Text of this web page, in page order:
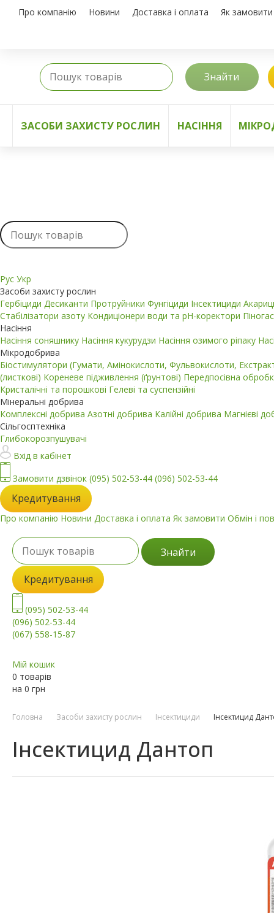
Про компанію Новини Доставка і оплата Як замовити
Знайти
ЗАСОБИ ЗАХИСТУ РОСЛИН НАСІННЯ
Рус Укр
Засоби захисту рослин
Гербіциди Десиканти Протруйники Фунгіциди Інсектициди
Стабілізатори азоту Кондиціонери води та pH-коректори
Насіння
Насіння соняшнику Насіння кукурудзи Насіння озимого ріпаку
Мікродобрива
Біостимулятори (Гумати, Амінокислоти, Фульвокислоти,
(листкові) Кореневе підживлення (ґрунтові) Передпосівна
Кристалічні та порошкові Гелеві та суспензійні
Мінеральні добрива
Комплексні добрива Азотні добрива Калійні добрива Магнієві
Сільгосптехніка
Глибокорозпушувачі
Вхід в кабінет
Замовити дзвінок (095) 502-53-44 (096) 502-53-44
Кредитування
Про компанію Новини Доставка і оплата Як замовити Обмін і
Знайти
Кредитування
(095) 502-53-44
(096) 502-53-44
(067) 558-15-87
Мій кошик
0 товарів
на 0 грн
Головна Засоби захисту рослин Інсектициди Інсектицид
Інсектицид Дантоп